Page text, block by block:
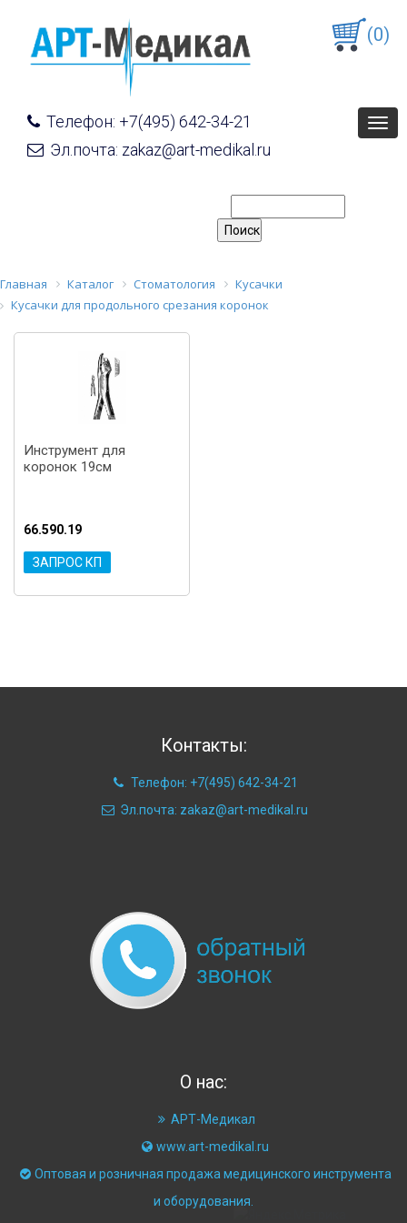
Телефон: +7(495) 642-34-21
Эл.почта: zakaz@art-medikal.ru
(0)
Главная Каталог Стоматология
Кусачки
Кусачки для продольного срезания коронок
Инструмент для
коронок 19см
66.590.19
ЗАПРОС КП
Контакты:
Телефон: +7(495) 642-34-21
Эл.почта: zakaz@art-medikal.ru
О нас:
АРТ-Медикал
www.art-medikal.ru
Оптовая и розничная продажа медицинского инструмента
и оборудования.